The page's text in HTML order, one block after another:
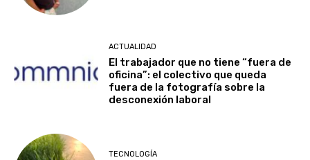
ACTUALIDAD
El trabajador que no tiene “fuera de
oficina”: el colectivo que queda
fuera de la fotografía sobre la
desconexión laboral
TECNOLOGÍA